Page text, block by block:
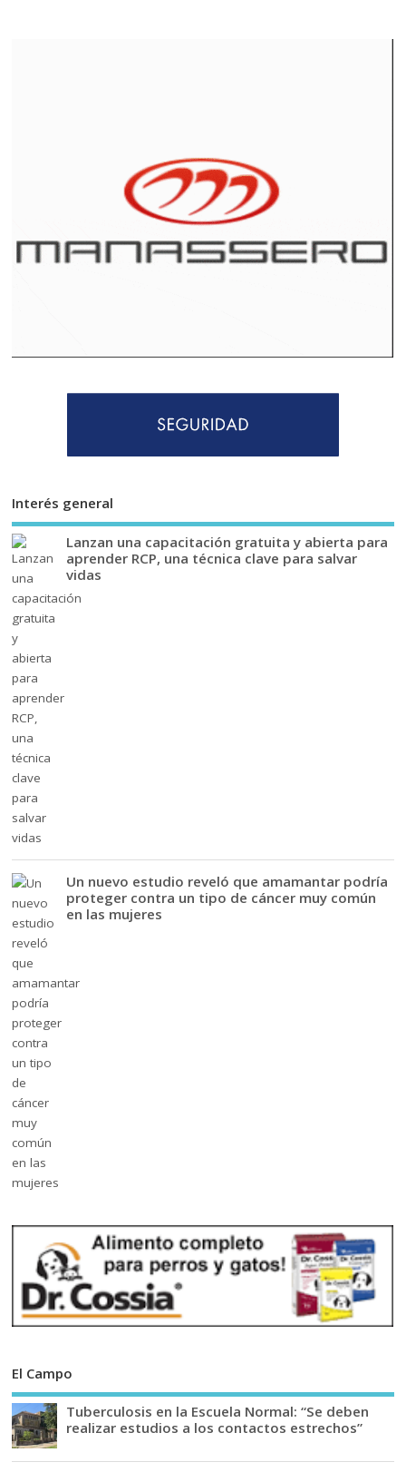
Interés general
Lanzan una capacitación gratuita y abierta para
aprender RCP, una técnica clave para salvar
vidas
Un nuevo estudio reveló que amamantar podría
proteger contra un tipo de cáncer muy común
en las mujeres
El Campo
Tuberculosis en la Escuela Normal: “Se deben
realizar estudios a los contactos estrechos”